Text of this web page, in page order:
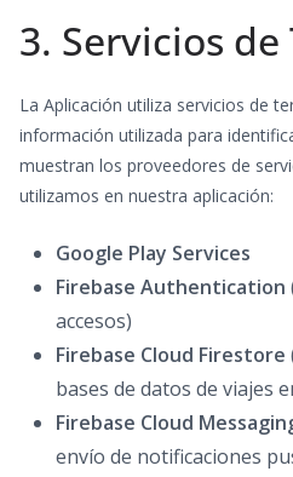
3. Servicios de
La Aplicación utiliza servicios de
información utilizada para
muestran los proveedores de
utilizamos en nuestra aplicación:
Google Play Services
Firebase Authentication
accesos)
Firebase Cloud Firestore
bases de datos de viajes
Firebase Cloud
envío de notificaciones